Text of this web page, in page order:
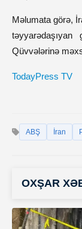
Məlumata görə,
Qüvvələrinə
TodayPress TV
ABŞ İran
OXŞAR